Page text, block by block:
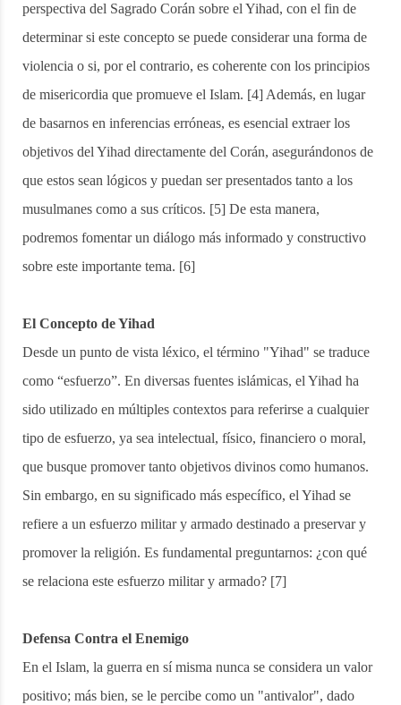
perspectiva del Sagrado Corán sobre el Yihad, con el fin de
determinar si este concepto se puede considerar una forma de
violencia o si, por el contrario, es coherente con los principios
de misericordia que promueve el Islam. [4] Además, en lugar
de basarnos en inferencias erróneas, es esencial extraer los
objetivos del Yihad directamente del Corán, asegurándonos de
que estos sean lógicos y puedan ser presentados tanto a los
musulmanes como a sus críticos. [5] De esta manera,
podremos fomentar un diálogo más informado y constructivo
sobre este importante tema. [6]
El Concepto de Yihad
Desde un punto de vista léxico, el término "Yihad" se traduce
como “esfuerzo”. En diversas fuentes islámicas, el Yihad ha
sido utilizado en múltiples contextos para referirse a cualquier
tipo de esfuerzo, ya sea intelectual, físico, financiero o moral,
que busque promover tanto objetivos divinos como humanos.
Sin embargo, en su significado más específico, el Yihad se
refiere a un esfuerzo militar y armado destinado a preservar y
promover la religión. Es fundamental preguntarnos: ¿con qué
se relaciona este esfuerzo militar y armado? [7]
Defensa Contra el Enemigo
En el Islam, la guerra en sí misma nunca se considera un valor
positivo; más bien, se le percibe como un "antivalor", dado